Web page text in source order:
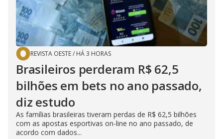
REVISTA OESTE/ HÁ 3 HORAS
Brasileiros perderam R$ 62,5
bilhões em bets no ano passado,
diz estudo
As famílias brasileiras tiveram perdas de R$ 62,5 bilhões
com as apostas esportivas on-line no ano passado, de
acordo com dados...